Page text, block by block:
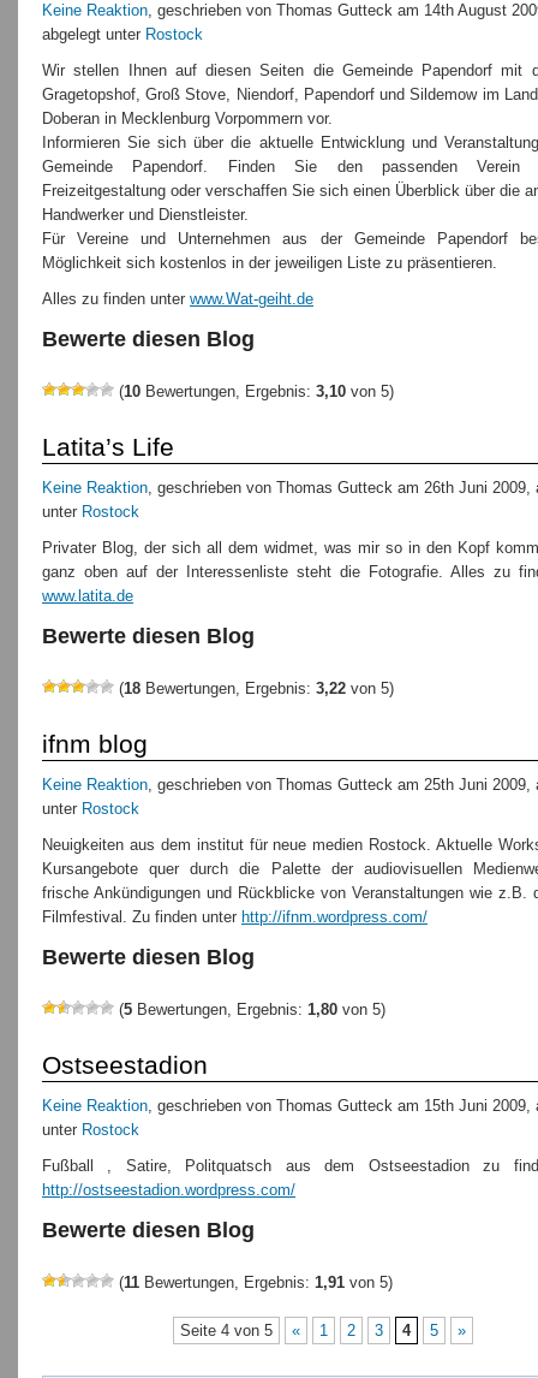
Keine Reaktion, geschrieben von Thomas Gutteck am 14th August
abgelegt unter Rostock
Wir stellen Ihnen auf diesen Seiten die Gemeinde Papendorf mit
Gragetopshof, Groß Stove, Niendorf, Papendorf und Sildemow im
Doberan in Mecklenburg Vorpommern vor.
Informieren Sie sich über die aktuelle Entwicklung und
Gemeinde Papendorf. Finden Sie den passenden
Freizeitgestaltung oder verschaffen Sie sich einen Überblick über die
Handwerker und Dienstleister.
Für Vereine und Unternehmen aus der Gemeinde Papendorf
Möglichkeit sich kostenlos in der jeweiligen Liste zu präsentieren.
Alles zu finden unter www.Wat-geiht.de
Bewerte diesen Blog
(10 Bewertungen, Ergebnis: 3,10 von 5)
Latita’s Life
Keine Reaktion, geschrieben von Thomas Gutteck am 26th Juni 2009,
unter Rostock
Privater Blog, der sich all dem widmet, was mir so in den Kopf
ganz oben auf der Interessenliste steht die Fotografie. Alles zu
www.latita.de
Bewerte diesen Blog
(18 Bewertungen, Ergebnis: 3,22 von 5)
ifnm blog
Keine Reaktion, geschrieben von Thomas Gutteck am 25th Juni 2009,
unter Rostock
Neuigkeiten aus dem institut für neue medien Rostock. Aktuelle
Kursangebote quer durch die Palette der audiovisuellen
frische Ankündigungen und Rückblicke von Veranstaltungen wie z.B.
Filmfestival. Zu finden unter http://ifnm.wordpress.com/
Bewerte diesen Blog
(5 Bewertungen, Ergebnis: 1,80 von 5)
Ostseestadion
Keine Reaktion, geschrieben von Thomas Gutteck am 15th Juni 2009,
unter Rostock
Fußball , Satire, Politquatsch aus dem Ostseestadion zu
http://ostseestadion.wordpress.com/
Bewerte diesen Blog
(11 Bewertungen, Ergebnis: 1,91 von 5)
Seite 4 von 5 « 1 2 3 4 5 »